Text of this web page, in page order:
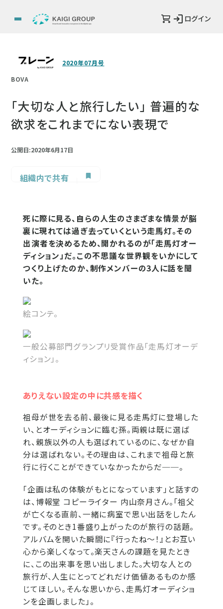
ログイン
2020年07月号
BOVA
「大切な人と旅行したい」 普遍的な
欲求をこれまでにない表現で
公開日:2020年6月17日
組織内で共有
死に際に見る、自らの人生のさまざまな情景が脳
裏に現れては過ぎ去っていくという走馬灯。その
出演者を決めるため、開かれるのが「走馬灯オー
ディション」だ。この不思議な世界観をいかにして
つくり上げたのか、制作メンバーの3人に話を聞
いた。
絵コンテ。
一般公募部門グランプリ受賞作品「走馬灯オーデ
ィション」。
ありえない設定の中に共感を描く
祖母が世を去る前、最後に見る走馬灯に登場した
い、とオーディションに臨む孫。両親は既に選ば
れ、親族以外の人も選ばれているのに、なぜか自
分は選ばれない。その理由は、これまで祖母と旅
行に行くことができていなかったからだ──。
「企画は私の体験がもとになっています」と話すの
は、博報堂 コピーライター 内山奈月さん。「祖父
が亡くなる直前、一緒に病室で思い出話をしたん
です。そのとき1番盛り上がったのが旅行の話題。
アルバムを開いた瞬間に『行ったね～！』とお互い
心から楽しくなって。楽天さんの課題を見たとき
に、この出来事を思い出しました。大切な人との
旅行が、人生にとってどれだけ価値あるものか感
じてほしい。そんな思いから、走馬灯オーディショ
ンを企画しました」。